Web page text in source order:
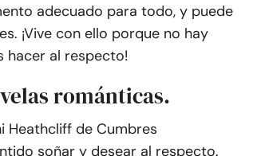
adecuado para todo, y puede
¡Vive con ello porque no hay
hacer al respecto!
románticas.
Heathcliff de Cumbres
soñar y desear al respecto.